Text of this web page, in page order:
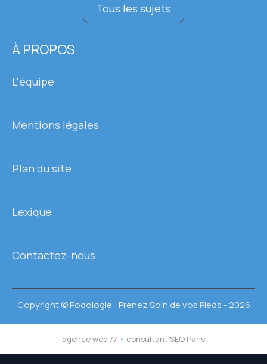
Tous les sujets
À PROPOS
L'équipe
Mentions légales
Plan du site
Lexique
Contactez-nous
Copyright © Podologie : Prenez Soin de vos Pieds - 2026
agence web 77 • consultant SEO Paris